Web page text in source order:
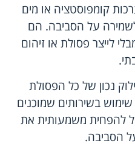
קומפוסטציה או מים
לשמירה על הסביבה. הם
לייצר פסולת או זיהום
נכון של כל הפסולת
בשירותים שמוכנים
להפחית משמעותית את
הסביבה.